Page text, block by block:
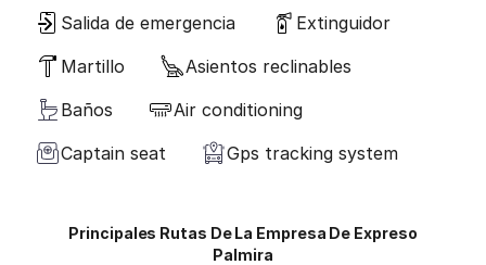
Salida de emergencia
Extinguidor
Martillo
Asientos reclinables
Baños
Air conditioning
Captain seat
Gps tracking system
Principales Rutas De La Empresa De Expreso
Palmira